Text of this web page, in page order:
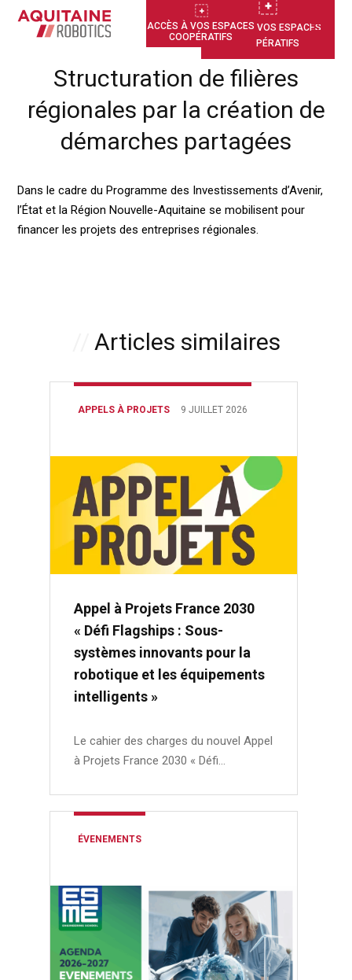
ACCÈS À VOS ESPACES
COOPÉRATIFS
ACCÈS À VOS ESPACES
COOPÉRATIFS
Structuration de filières
régionales par la création de
démarches partagées
Dans le cadre du Programme des Investissements d’Avenir,
l’État et la Région Nouvelle-Aquitaine se mobilisent pour
financer les projets des entreprises régionales.
Articles similaires
APPELS À PROJETS 9 JUILLET 2026
Appel à Projets France 2030
« Défi Flagships : Sous-
systèmes innovants pour la
robotique et les équipements
intelligents »
Le cahier des charges du nouvel Appel
à Projets France 2030 « Défi…
ÉVENEMENTS